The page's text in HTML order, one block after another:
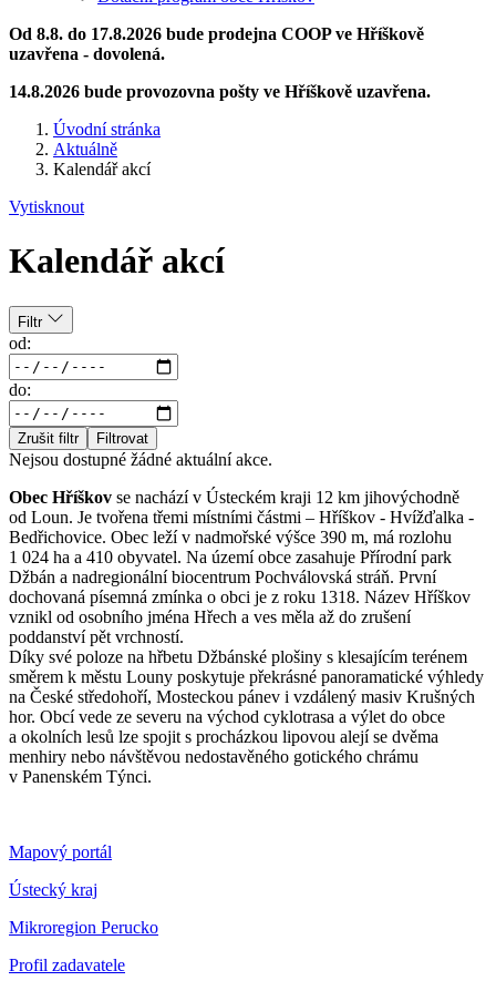
Od 8.8. do 17.8.2026 bude prodejna COOP ve Hříškově
uzavřena - dovolená.
14.8.2026 bude provozovna pošty ve Hříškově uzavřena.
Úvodní stránka
Aktuálně
Kalendář akcí
Vytisknout
Kalendář akcí
Filtr
od:
do:
Zrušit filtr Filtrovat
Nejsou dostupné žádné aktuální akce.
Obec Hříškov se nachází v Ústeckém kraji 12 km jihovýchodně
od Loun. Je tvořena třemi místními částmi – Hříškov - Hvížďalka -
Bedřichovice. Obec leží v nadmořské výšce 390 m, má rozlohu
1 024 ha a 410 obyvatel. Na území obce zasahuje Přírodní park
Džbán a nadregionální biocentrum Pochválovská stráň. První
dochovaná písemná zmínka o obci je z roku 1318. Název Hříškov
vznikl od osobního jména Hřech a ves měla až do zrušení
poddanství pět vrchností.
Díky své poloze na hřbetu Džbánské plošiny s klesajícím terénem
směrem k městu Louny poskytuje překrásné panoramatické výhledy
na České středohoří, Mosteckou pánev i vzdálený masiv Krušných
hor. Obcí vede ze severu na východ cyklotrasa a výlet do obce
a okolních lesů lze spojit s procházkou lipovou alejí se dvěma
menhiry nebo návštěvou nedostavěného gotického chrámu
v Panenském Týnci.
Mapový portál
Ústecký kraj
Mikroregion Perucko
Profil zadavatele